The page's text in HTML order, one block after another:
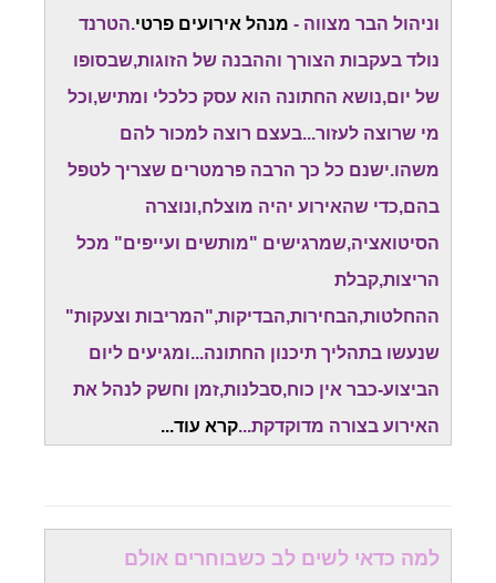
וניהול הבר מצווה - מנהל אירועים פרטי.הטרנד
נולד בעקבות הצורך וההבנה של הזוגות,שבסופו
של יום,נושא החתונה הוא עסק כלכלי ומתיש,וכל
מי שרוצה לעזור...בעצם רוצה למכור להם
משהו.ישנם כל כך הרבה פרמטרים שצריך לטפל
בהם,כדי שהאירוע יהיה מוצלח,ונוצרה
הסיטואציה,שמרגישים "מותשים ועייפים" מכל
הריצות,קבלת
ההחלטות,הבחירות,הבדיקות,"המריבות וצעקות"
שנעשו בתהליך תיכנון החתונה...ומגיעים ליום
הביצוע-כבר אין כוח,סבלנות,זמן וחשק לנהל את
האירוע בצורה מדוקדקת...קרא עוד...
למה כדאי לשים לב כשבוחרים אולם